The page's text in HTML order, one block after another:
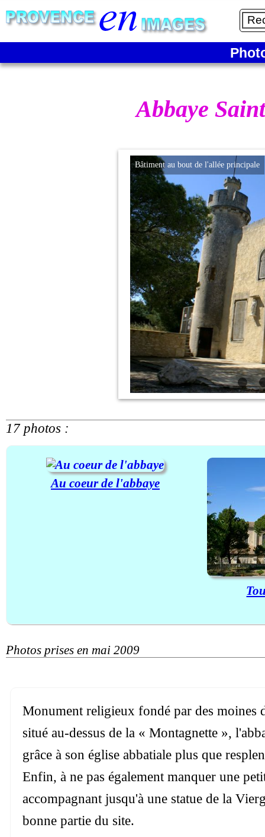
Abbaye
Bâtiment au bout de l'allée principale
17 photos :
Au coeur de l'abbaye
Photos prises en mai 2009
Monument religieux fondé par des
situé au-dessus de la « Montagnette »,
grâce à son église abbatiale plus que
Enfin, à ne pas également manquer une
accompagnant jusqu'à une statue de la
bonne partie du site.